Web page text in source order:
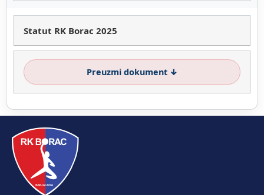
Statut RK Borac 2025
Preuzmi dokument ↓